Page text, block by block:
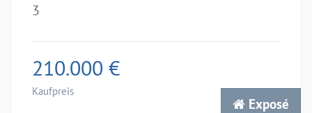
3
210.000 €
Kaufpreis
Exposé